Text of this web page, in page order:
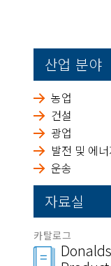
산업 분야
농업
건설
광업
발전 및 에너
운송
자료실
카탈로그